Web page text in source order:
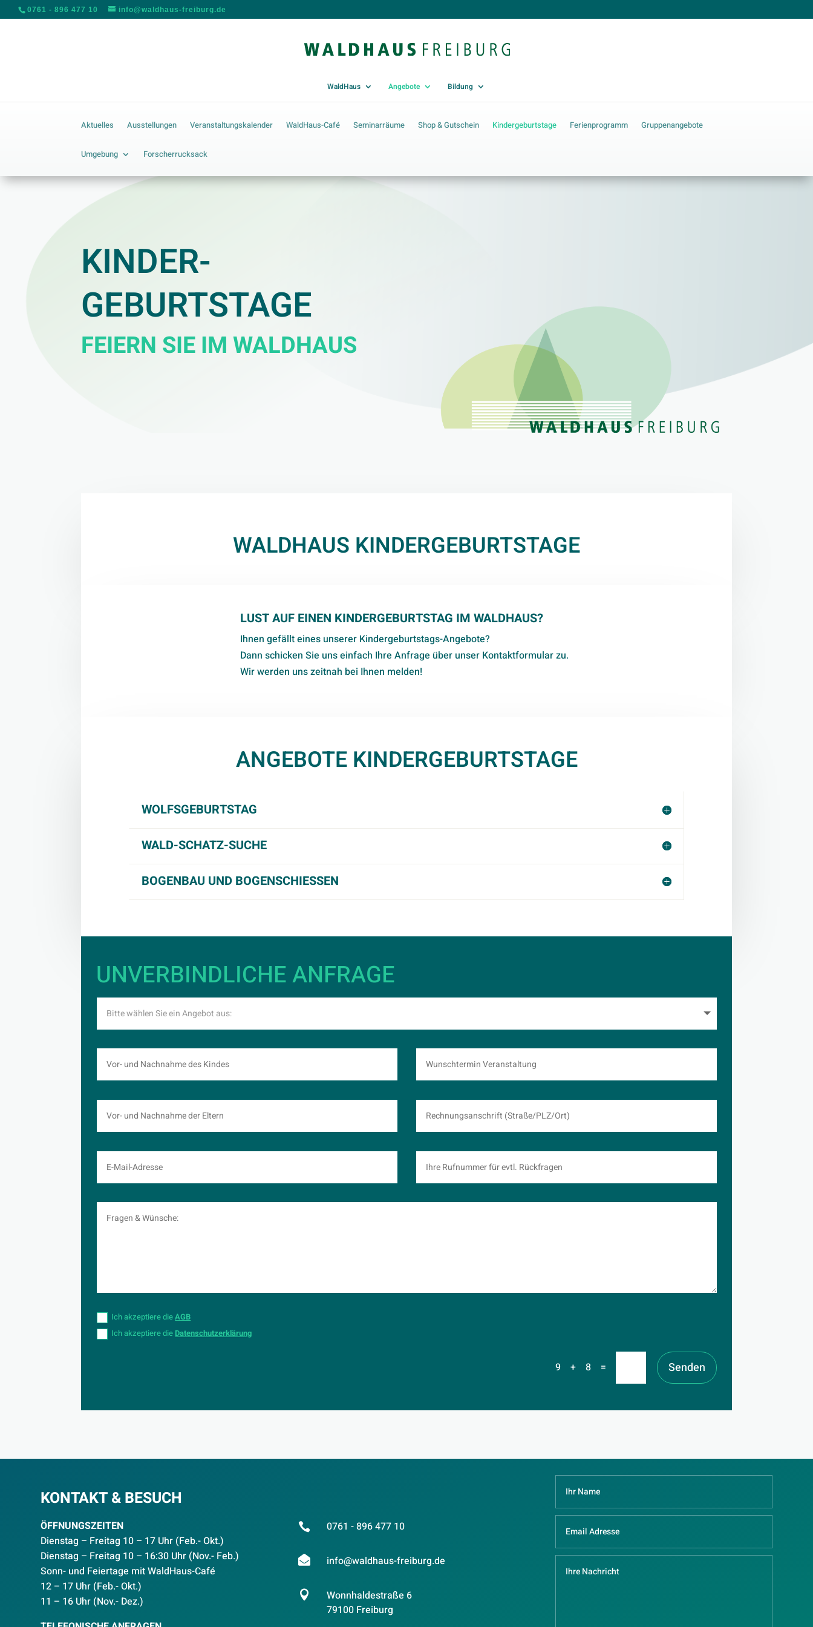
0761 - 896 477 10 info@waldhaus-freiburg.de
WaldHaus Angebote Bildung
Aktuelles Ausstellungen Veranstaltungskalender WaldHaus-Café Seminarräume Shop & Gutschein Kindergeburtstage Ferienprogramm Gruppenangebote
Umgebung Forscherrucksack
KINDER-
GEBURTSTAGE
FEIERN SIE IM WALDHAUS
WALDHAUS KINDERGEBURTSTAGE
LUST AUF EINEN KINDERGEBURTSTAG IM WALDHAUS?
Ihnen gefällt eines unserer Kindergeburtstags-Angebote?
Dann schicken Sie uns einfach Ihre Anfrage über unser Kontaktformular zu.
Wir werden uns zeitnah bei Ihnen melden!
ANGEBOTE KINDERGEBURTSTAGE
WOLFSGEBURTSTAG
WALD-SCHATZ-SUCHE
BOGENBAU UND BOGENSCHIESSEN
UNVERBINDLICHE ANFRAGE
Ich akzeptiere dieAGB
Ich akzeptiere die Datenschutzerklärung
9 + 8 = Senden
KONTAKT & BESUCH
ÖFFNUNGSZEITEN
Dienstag – Freitag 10 – 17 Uhr (Feb.- Okt.)
Dienstag – Freitag 10 – 16:30 Uhr (Nov.- Feb.)
Sonn- und Feiertage mit WaldHaus-Café
12 – 17 Uhr (Feb.- Okt.)
11 – 16 Uhr (Nov.- Dez.)
 0761 - 896 477 10
 info@waldhaus-freiburg.de

Wonnhaldestraße 6
79100 Freiburg